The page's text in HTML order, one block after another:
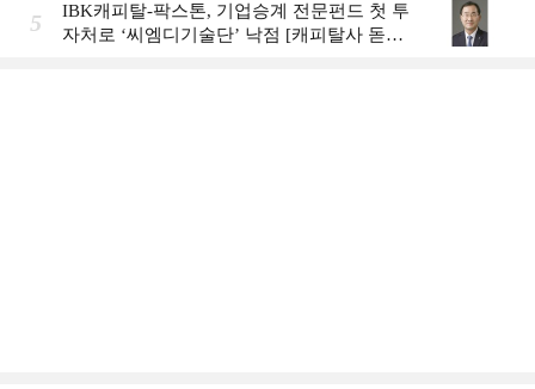
5
IBK캐피탈-팍스톤, 기업승계 전문펀드 첫 투
자처로 ‘씨엠디기술단’ 낙점 [캐피탈사 돋보